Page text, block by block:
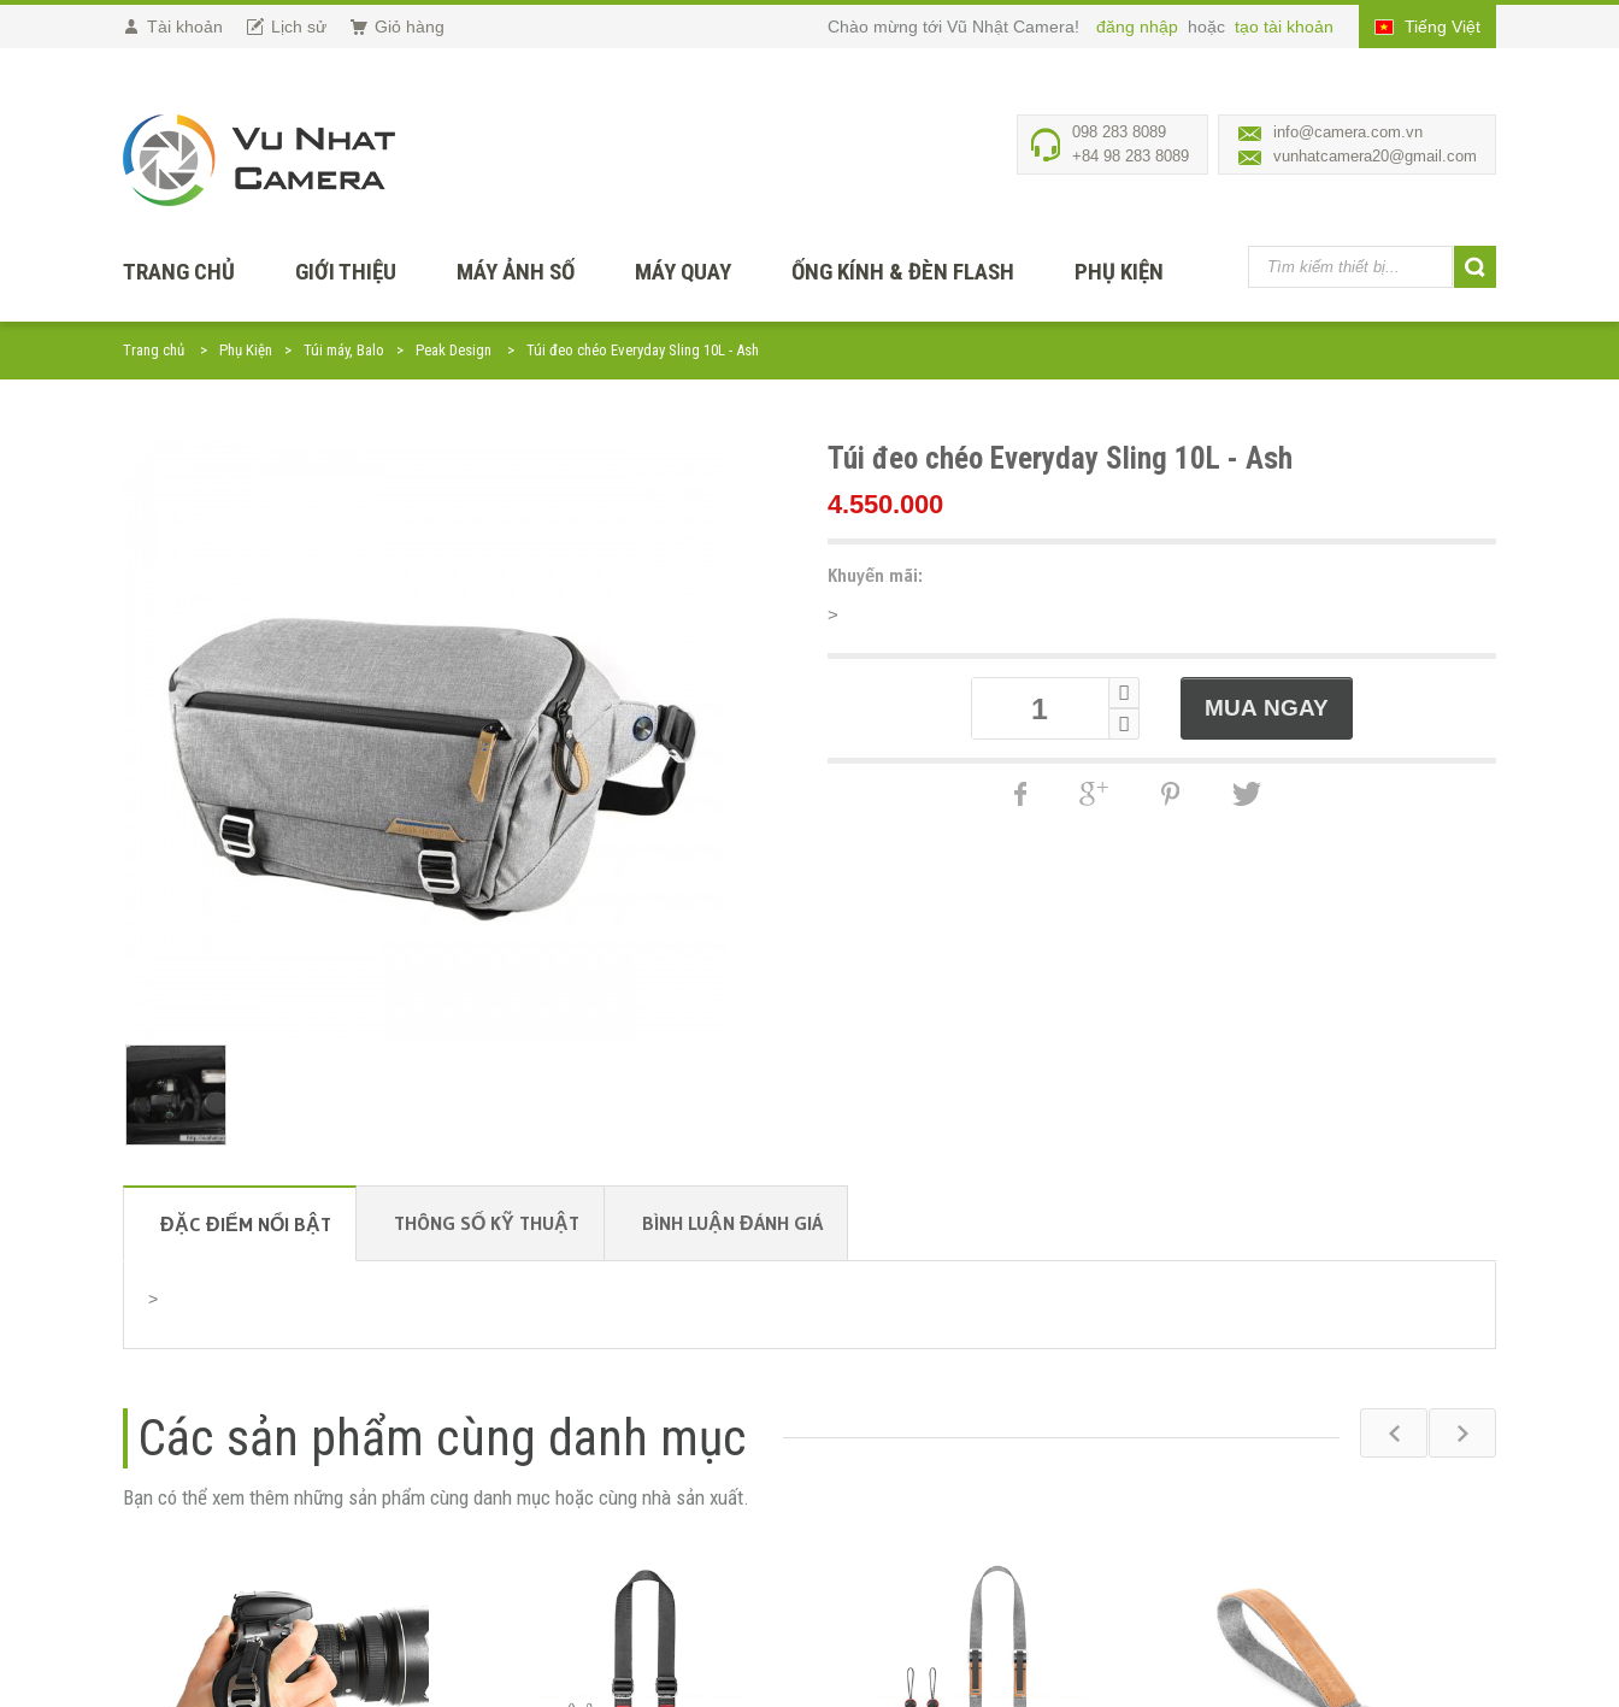
Tài khoản Lịch sử Giỏ hàng Tiếng Việt
Chào mừng tới Vũ Nhật Camera! đăng nhập hoặc tạo tài khoản
info@camera.com.vn
vunhatcamera20@gmail.com
098 283 8089
+84 98 283 8089
TRANG CHỦ GIỚI THIỆU MÁY ẢNH SỐ MÁY QUAY ỐNG KÍNH & ĐÈN FLASH PHỤ KIỆN
Trang chủ Phụ Kiện Túi máy, Balo Peak Design Túi đeo chéo Everyday Sling 10L - Ash
Túi đeo chéo Everyday Sling 10L - Ash
4.550.000
Khuyến mãi:
>
ĐẶC ĐIỂM NỔI BẬT THÔNG SỐ KỸ THUẬT BÌNH LUẬN ĐÁNH GIÁ
>
Các sản phẩm cùng danh mục
Bạn có thể xem thêm những sản phẩm cùng danh mục hoặc cùng nhà sản xuất.